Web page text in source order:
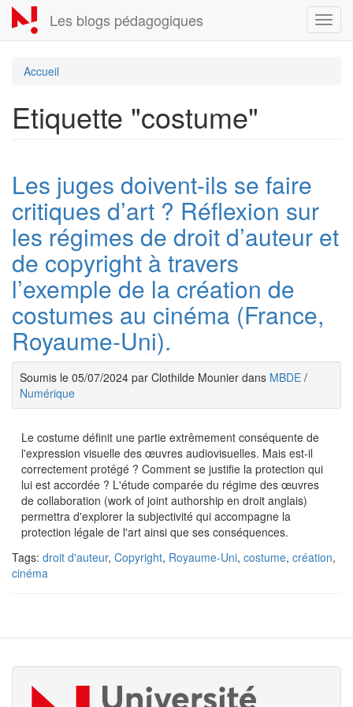
Aller
au
contenu
Les blogs pédagogiques
Accueil
Etiquette "costume"
Les juges doivent-ils se faire
critiques d’art ? Réflexion sur
les régimes de droit d’auteur et
de copyright à travers
l’exemple de la création de
costumes au cinéma (France,
Royaume-Uni).
Soumis le 05/07/2024 par Clothilde Mounier dans MBDE /
Numérique
Le costume définit une partie extrêmement conséquente de
l'expression visuelle des œuvres audiovisuelles. Mais est-il
correctement protégé ? Comment se justifie la protection qui
lui est accordée ? L'étude comparée du régime des œuvres
de collaboration (work of joint authorship en droit anglais)
permettra d'explorer la subjectivité qui accompagne la
protection légale de l'art ainsi que ses conséquences.
Tags: droit d'auteur, Copyright, Royaume-Uni, costume, création,
cinéma